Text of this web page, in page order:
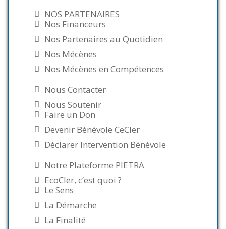
NOS PARTENAIRES
Nos Financeurs
Nos Partenaires au Quotidien
Nos Mécènes
Nos Mécènes en Compétences
Nous Contacter
Nous Soutenir
Faire un Don
Devenir Bénévole CeCler
Déclarer Intervention Bénévole
Notre Plateforme PIETRA
EcoCler, c’est quoi ?
Le Sens
La Démarche
La Finalité